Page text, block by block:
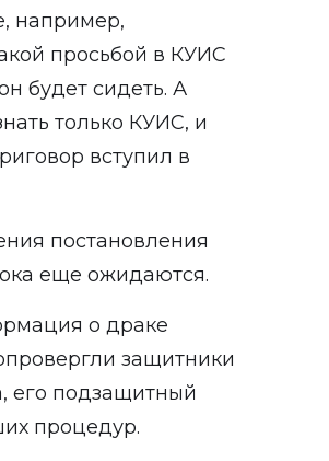
например,
просьбой в КУИС
будет сидеть. А
только КУИС, и
вступил в
постановления
еще ожидаются.
о драке
защитники
его подзащитный
процедур.